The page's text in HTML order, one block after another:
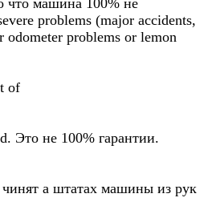
что машина 100% не
problems (major accidents,
problems or lemon
of
Это не 100% гарантии.
а штатах машины из рук